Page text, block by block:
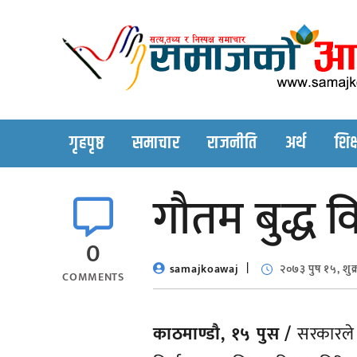
गृहपृष्ठ समाचार राजनीति अर्थ
0
COMMENTS
गौतम बुद्ध
samajkoawaj २०७३ पुष १५,
काठमाण्डौ, १५ पुस /सरकारले